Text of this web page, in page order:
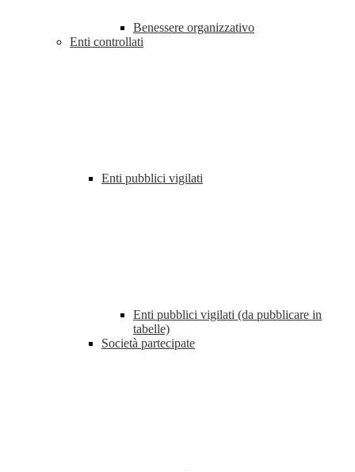
Benessere organizzativo
Enti controllati
Enti pubblici vigilati
Enti pubblici vigilati (da pubblicare in
tabelle)
Società partecipate